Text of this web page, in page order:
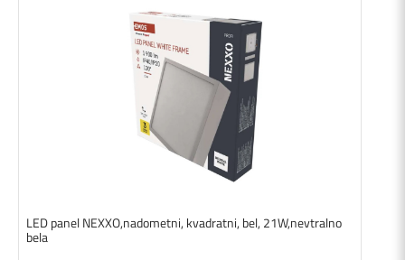
LED panel NEXXO,nadometni, kvadratni, bel, 21W,nevtralno
bela